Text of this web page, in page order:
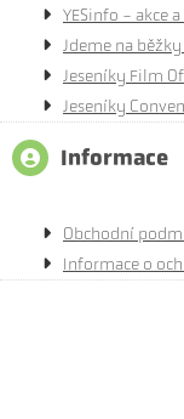
YESinfo - akce
Jdeme na
Jeseníky Film
Jeseníky
Informace
Obchodní
Informace o